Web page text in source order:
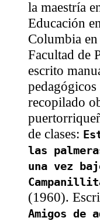
la maestría
Educación
Columbia
Facultad de
escrito
pedagógicos
recopilado
de clases:
las
una vez
(1960).
Amigos de